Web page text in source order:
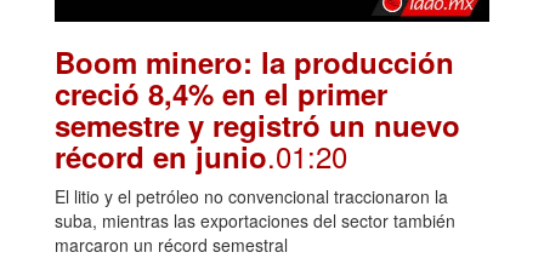
Boom minero: la producción
creció 8,4% en el primer
semestre y registró un nuevo
récord en junio.01:20
El litio y el petróleo no convencional traccionaron la
suba, mientras las exportaciones del sector también
marcaron un récord semestral